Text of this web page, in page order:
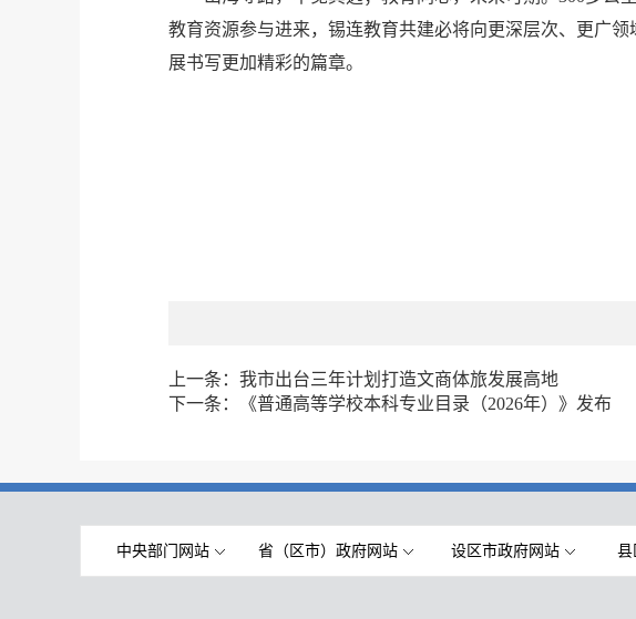
教育资源参与进来，锡连教育共建必将向更深层次、更广
展书写更加精彩的篇章。
上一条： 我市出台三年计划打造文商体旅发展高地
下一条：
《普通高等学校本科专业目录（2026年）》发布
中央部门网站 省（区市）政府网站 设区市政府网站 县